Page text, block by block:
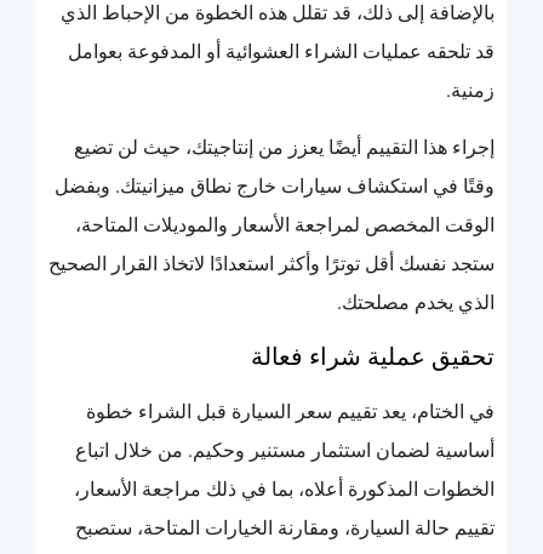
بالإضافة إلى ذلك، قد تقلل هذه الخطوة من الإحباط الذي
قد تلحقه عمليات الشراء العشوائية أو المدفوعة بعوامل
زمنية.
إجراء هذا التقييم أيضًا يعزز من إنتاجيتك، حيث لن تضيع
وقتًا في استكشاف سيارات خارج نطاق ميزانيتك. وبفضل
الوقت المخصص لمراجعة الأسعار والموديلات المتاحة،
ستجد نفسك أقل توترًا وأكثر استعدادًا لاتخاذ القرار الصحيح
الذي يخدم مصلحتك.
تحقيق عملية شراء فعالة
في الختام، يعد تقييم سعر السيارة قبل الشراء خطوة
أساسية لضمان استثمار مستنير وحكيم. من خلال اتباع
الخطوات المذكورة أعلاه، بما في ذلك مراجعة الأسعار،
تقييم حالة السيارة، ومقارنة الخيارات المتاحة، ستصبح